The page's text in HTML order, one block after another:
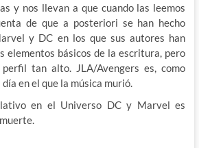
y nos llevan a que cuando las leemos
de que a posteriori se han hecho
y DC en los que sus autores han
elementos básicos de la escritura, pero
tan alto. JLA/Avengers es, como
en el que la música murió.
en el Universo DC y Marvel es